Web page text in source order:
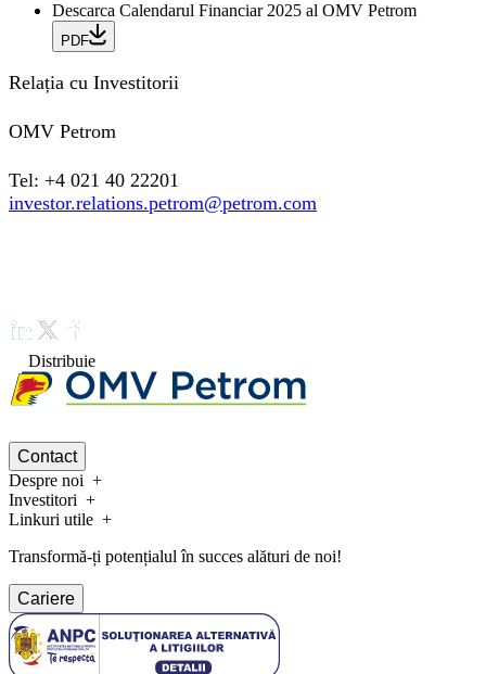
Descarca Calendarul Financiar 2025 al OMV Petrom
PDF
Relația cu Investitorii
OMV Petrom
Tel: +4 021 40 22201
investor.relations.petrom@petrom.com
Distribuie
Contact
Despre noi
Investitori
Linkuri utile
Transformă-ți potențialul în succes alături de noi!
Cariere